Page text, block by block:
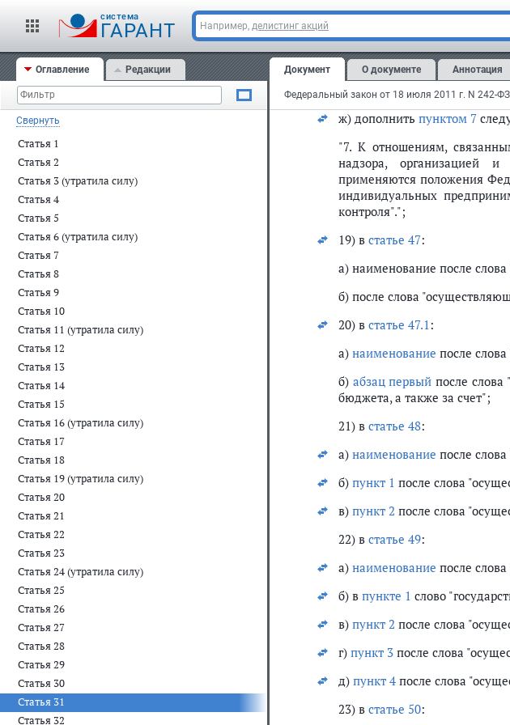
cистема
ГАРАНТ Например, делистинг акций
Оглавление Редакции
Свернуть
Статья 1
Статья 2
Статья 3 (утратила силу)
Статья 4
Статья 5
Статья 6 (утратила силу)
Статья 7
Статья 8
Статья 9
Статья 10
Статья 11 (утратила силу)
Статья 12
Статья 13
Статья 14
Статья 15
Статья 16 (утратила силу)
Статья 17
Статья 18
Статья 19 (утратила силу)
Статья 20
Статья 21
Статья 22
Статья 23
Статья 24 (утратила силу)
Статья 25
Статья 26
Статья 27
Статья 28
Статья 29
Статья 30
Статья 31
Статья 32
Документ О документе Аннотация
"6. Структура,
федеральных
Федерации порядке, в целях
устанавливаются
указанные учреждения и
ж) дополнить пунктом 7
"7. К отношениям,
надзора, организацией
применяются положения
индивидуальных
контроля".";
19) в статье 47:
а) наименование после
б) после слова
20) в статье 47.1:
а) наименование после
б) абзац первый после
бюджета, а также за счет";
21) в статье 48:
а) наименование после
б) пункт 1 после слова
в) пункт 2 после слова
22) в статье 49:
а) наименование после
б) в пункте 1 слово
в) пункт 2 после слова
г) пункт 3 после слова
д) пункт 4 после слова
23) в статье 50: